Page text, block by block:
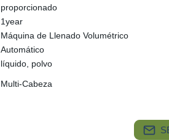
proporcionado
1year
Máquina de Llenado Volumétrico
Automático
líquido, polvo
Multi-Cabeza